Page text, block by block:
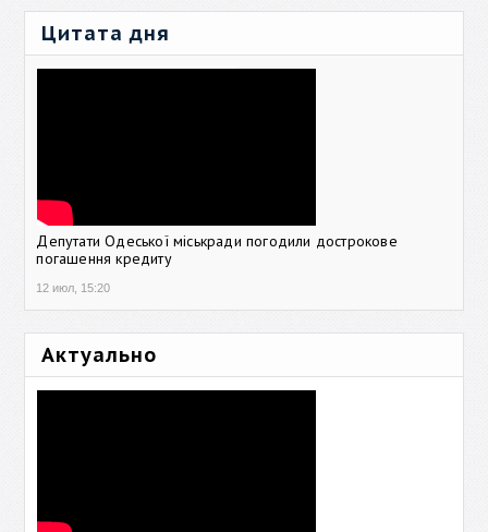
Цитата дня
Депутати Одеської міськради погодили дострокове
погашення кредиту
12 июл, 15:20
Актуально